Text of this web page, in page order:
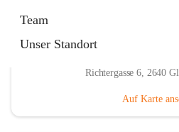
Team
Unser Standort
Richtergasse 6, 2640
Auf Karte